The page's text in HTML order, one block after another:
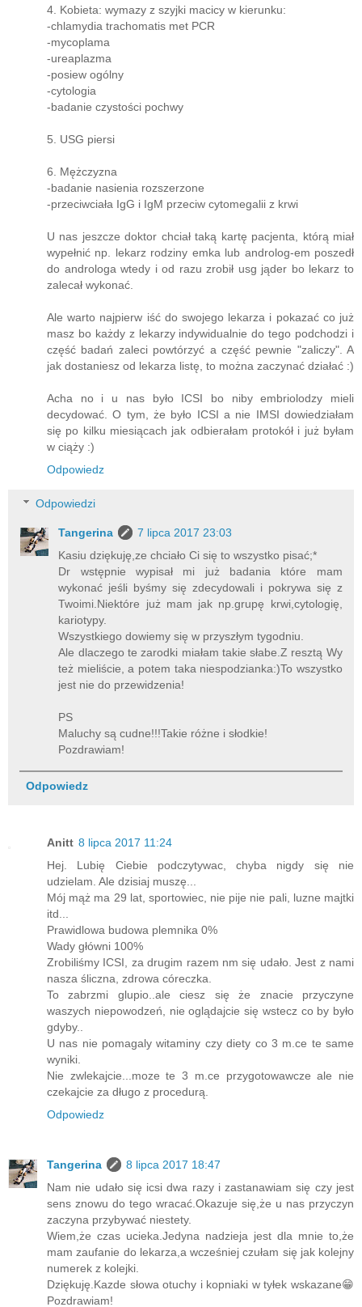
4. Kobieta: wymazy z szyjki macicy w kierunku:
-chlamydia trachomatis met PCR
-mycoplama
-ureaplazma
-posiew ogólny
-cytologia
-badanie czystości pochwy
5. USG piersi
6. Mężczyzna
-badanie nasienia rozszerzone
-przeciwciała IgG i IgM przeciw cytomegalii z krwi
U nas jeszcze doktor chciał taką kartę pacjenta, którą miał
wypełnić np. lekarz rodziny emka lub androlog-em poszedł
do androloga wtedy i od razu zrobił usg jąder bo lekarz to
zalecał wykonać.
Ale warto najpierw iść do swojego lekarza i pokazać co już
masz bo każdy z lekarzy indywidualnie do tego podchodzi i
część badań zaleci powtórzyć a część pewnie "zaliczy". A
jak dostaniesz od lekarza listę, to można zaczynać działać :)
Acha no i u nas było ICSI bo niby embriolodzy mieli
decydować. O tym, że było ICSI a nie IMSI dowiedziałam
się po kilku miesiącach jak odbierałam protokół i już byłam
w ciąży :)
Odpowiedz
Odpowiedzi
Tangerina
7 lipca 2017 23:03
Kasiu dziękuję,ze chciało Ci się to wszystko pisać;*
Dr wstępnie wypisał mi już badania które mam
wykonać jeśli byśmy się zdecydowali i pokrywa się z
Twoimi.Niektóre już mam jak np.grupę krwi,cytologię,
kariotypy.
Wszystkiego dowiemy się w przyszłym tygodniu.
Ale dlaczego te zarodki miałam takie słabe.Z resztą Wy
też mieliście, a potem taka niespodzianka:)To wszystko
jest nie do przewidzenia!
PS
Maluchy są cudne!!!Takie różne i słodkie!
Pozdrawiam!
Odpowiedz
Anitt 8 lipca 2017 11:24
Hej. Lubię Ciebie podczytywac, chyba nigdy się nie
udzielam. Ale dzisiaj muszę...
Mój mąż ma 29 lat, sportowiec, nie pije nie pali, luzne majtki
itd...
Prawidlowa budowa plemnika 0%
Wady główni 100%
Zrobiliśmy ICSI, za drugim razem nm się udało. Jest z nami
nasza śliczna, zdrowa córeczka.
To zabrzmi glupio..ale ciesz się że znacie przyczyne
waszych niepowodzeń, nie oglądajcie się wstecz co by było
gdyby..
U nas nie pomagaly witaminy czy diety co 3 m.ce te same
wyniki.
Nie zwlekajcie...moze te 3 m.ce przygotowawcze ale nie
czekajcie za długo z procedurą.
Odpowiedz
Tangerina
8 lipca 2017 18:47
Nam nie udało się icsi dwa razy i zastanawiam się czy jest
sens znowu do tego wracać.Okazuje się,że u nas przyczyn
zaczyna przybywać niestety.
Wiem,że czas ucieka.Jedyna nadzieja jest dla mnie to,że
mam zaufanie do lekarza,a wcześniej czułam się jak kolejny
numerek z kolejki.
Dziękuję.Kazde słowa otuchy i kopniaki w tyłek wskazane😁
Pozdrawiam!